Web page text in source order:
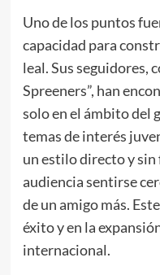
Uno de los puntos
capacidad para
leal. Sus seguidores,
Spreeners”, han
solo en el ámbito del
temas de interés
un estilo directo y
audiencia sentirse
de un amigo más.
éxito y en la
internacional.